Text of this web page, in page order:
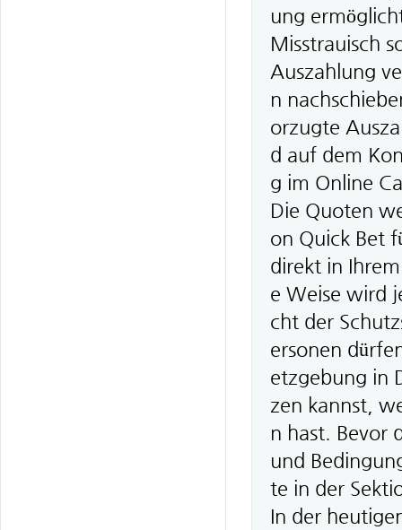
ung
Misstrauisch
Auszahlung
n
orzugte
d auf dem
g im Online
Die Quoten
on Quick Bet
direkt in
e Weise wird
cht der
ersonen
etzgebung in
zen kannst,
n hast. Bevor
und
te in der
In der